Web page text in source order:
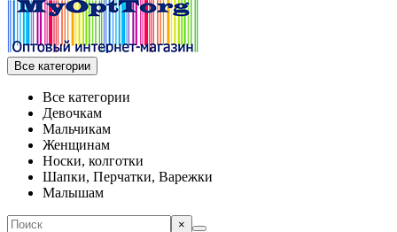
Все категории
Все категории
Девочкам
Мальчикам
Женщинам
Носки, колготки
Шапки, Перчатки, Варежки
Малышам
×